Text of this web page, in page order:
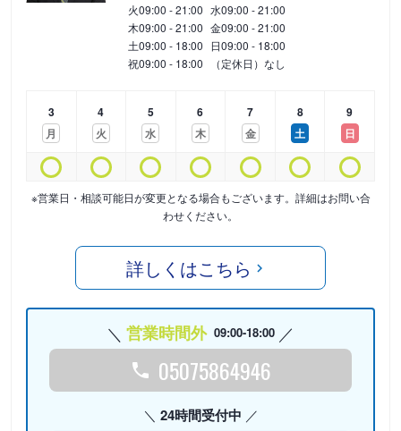
火09:00 - 21:00 水09:00 - 21:00
木09:00 - 21:00 金09:00 - 21:00
土09:00 - 18:00 日09:00 - 18:00
祝09:00 - 18:00 （定休日）なし
3
月
4
火
5
水
6
木
7
金
8
土
9
日
※営業日・相談可能日が変更となる場合もございます。詳細はお問い合
わせください。
詳しくはこちら
営業時間外 09:00-18:00
05075864946
24時間受付中